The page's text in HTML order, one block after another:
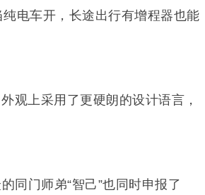
电车开，长途出行有增程器也能
观上采用了更硬朗的设计语言，
同门师弟“智己”也同时申报了